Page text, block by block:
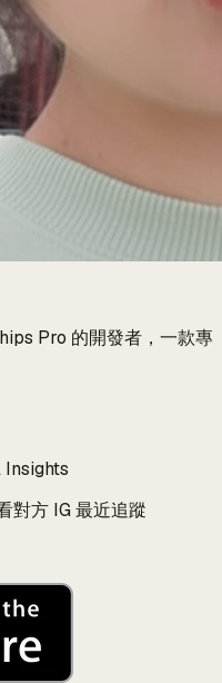
Pro 的開發者，一款專
Insights
對方 IG 最近追蹤